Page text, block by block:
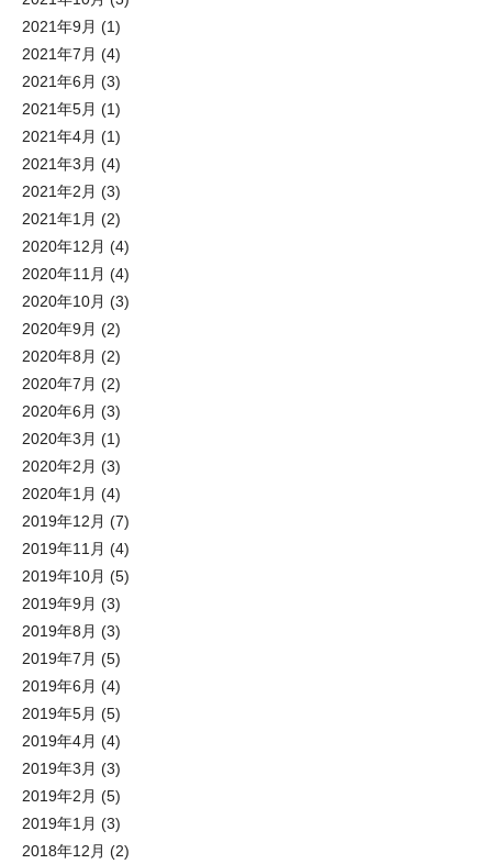
2021年9月 (1)
2021年7月 (4)
2021年6月 (3)
2021年5月 (1)
2021年4月 (1)
2021年3月 (4)
2021年2月 (3)
2021年1月 (2)
2020年12月 (4)
2020年11月 (4)
2020年10月 (3)
2020年9月 (2)
2020年8月 (2)
2020年7月 (2)
2020年6月 (3)
2020年3月 (1)
2020年2月 (3)
2020年1月 (4)
2019年12月 (7)
2019年11月 (4)
2019年10月 (5)
2019年9月 (3)
2019年8月 (3)
2019年7月 (5)
2019年6月 (4)
2019年5月 (5)
2019年4月 (4)
2019年3月 (3)
2019年2月 (5)
2019年1月 (3)
2018年12月 (2)